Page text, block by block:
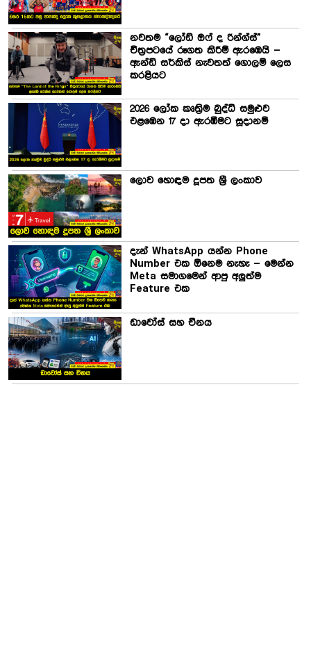
නවතම “ලෝඩ් ඔෆ් ද රින්ග්ස්”
චිත්‍රපටයේ රූගත කිරීම් ඇරඹෙයි –
ඇන්ඩි සර්කිස් නැවතත් ගොලම් ලෙස
කරළියට
2026 ලෝක කෘත්‍රිම බුද්ධි සමුළුව
එළඹෙන 17 දා ඇරඹීමට සූදානම්
ලොව හොඳම දූපත ශ්‍රී ලංකාව
දැන් WhatsApp යන්න Phone
Number එක ඕනෙම නැහැ – මෙන්න
Meta සමාගමෙන් ආපු අලුත්ම
Feature එක
ඩාවෝස් සහ චීනය